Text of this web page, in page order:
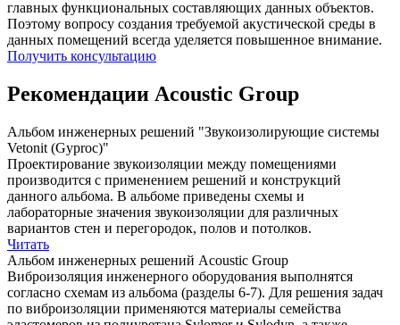
главных функциональных составляющих данных объектов.
Поэтому вопросу создания требуемой акустической среды в
данных помещений всегда уделяется повышенное внимание.
Получить консультацию
Рекомендации Acoustic Group
Альбом инженерных решений "Звукоизолирующие системы
Vetonit (Gyproc)"
Проектирование звукоизоляции между помещениями
производится с применением решений и конструкций
данного альбома. В альбоме приведены схемы и
лабораторные значения звукоизоляции для различных
вариантов стен и перегородок, полов и потолков.
Читать
Альбом инженерных решений Acoustic Group
Виброизоляция инженерного оборудования выполнятся
согласно схемам из альбома (разделы 6-7). Для решения задач
по виброизоляции применяются материалы семейства